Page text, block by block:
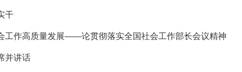
干
工作高质量发展——论贯彻落实全国社会工作部长会议精神
并讲话